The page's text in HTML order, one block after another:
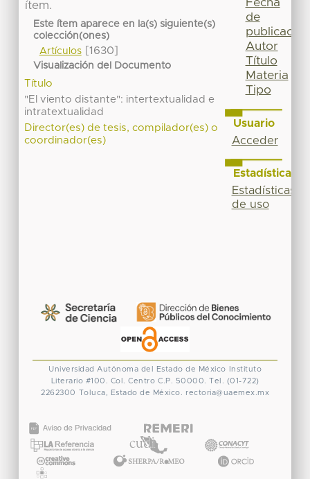
ítem.
Este ítem aparece en la(s) siguiente(s)
colección(ones)
Artículos[1630]
Visualización del Documento
Título
"El viento distante": intertextualidad e
intratextualidad
Director(es) de tesis, compilador(es) o
coordinador(es)
Fecha
de
publicación
Autor
Título
Materia
Tipo
Usuario
Acceder
Estadísticas
Estadísticas
de uso
Universidad Autónoma del Estado de México
Instituto
Literario #100. Col. Centro C.P. 50000. Tel. (01-722)
2262300 Toluca, Estado de México. rectoria@uaemex.mx